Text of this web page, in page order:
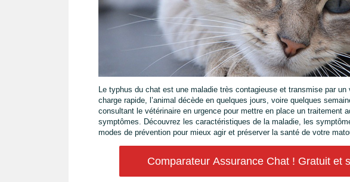
Le typhus du chat est une maladie très contagieuse et transmise par
charge rapide, l’animal décède en quelques jours, voire quelques
consultant le vétérinaire en urgence pour mettre en place un traitement
symptômes. Découvrez les caractéristiques de la maladie, les
modes de prévention pour mieux agir et préserver la santé de votre
Comparateur Assurance Chat ! Gratuit et